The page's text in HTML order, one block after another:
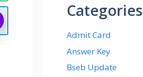
Categories
Admit Card
Answer Key
Bseb Update